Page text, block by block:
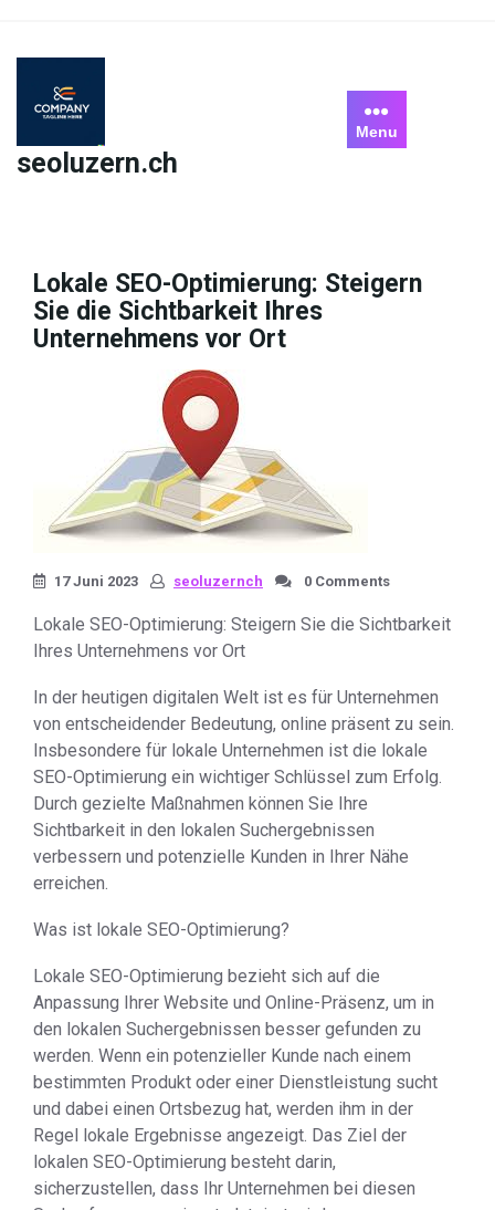
content
seoluzern.ch
Menu
Lokale SEO-Optimierung: Steigern
Sie die Sichtbarkeit Ihres
Unternehmens vor Ort
17 Juni 2023 seoluzernch 0 Comments
Lokale SEO-Optimierung: Steigern Sie die Sichtbarkeit
Ihres Unternehmens vor Ort
In der heutigen digitalen Welt ist es für Unternehmen
von entscheidender Bedeutung, online präsent zu sein.
Insbesondere für lokale Unternehmen ist die lokale
SEO-Optimierung ein wichtiger Schlüssel zum Erfolg.
Durch gezielte Maßnahmen können Sie Ihre
Sichtbarkeit in den lokalen Suchergebnissen
verbessern und potenzielle Kunden in Ihrer Nähe
erreichen.
Was ist lokale SEO-Optimierung?
Lokale SEO-Optimierung bezieht sich auf die
Anpassung Ihrer Website und Online-Präsenz, um in
den lokalen Suchergebnissen besser gefunden zu
werden. Wenn ein potenzieller Kunde nach einem
bestimmten Produkt oder einer Dienstleistung sucht
und dabei einen Ortsbezug hat, werden ihm in der
Regel lokale Ergebnisse angezeigt. Das Ziel der
lokalen SEO-Optimierung besteht darin,
sicherzustellen, dass Ihr Unternehmen bei diesen